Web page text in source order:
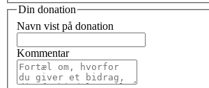
Din donation
Navn vist på donation
Kommentar